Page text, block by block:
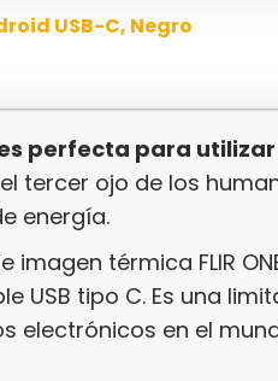
USB-C, Negro
perfecta para
tercer ojo de los
energía.
térmica FLIR
USB tipo C. Es una
electrónicos en el